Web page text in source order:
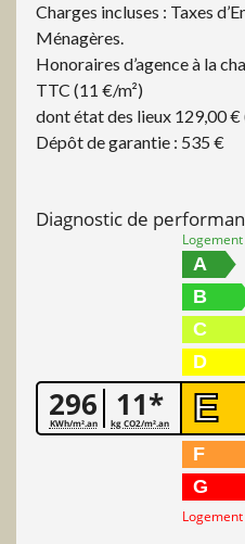
Charges incluses : Taxes
Ménagères.
Honoraires d’agence à la
TTC (11 €/m²)
dont état des lieux 129,00 €
Dépôt de garantie : 535 €
Diagnostic de
296
KWh/m².an 11*
kg CO2/m².an
A
B
C
D
E
F
G